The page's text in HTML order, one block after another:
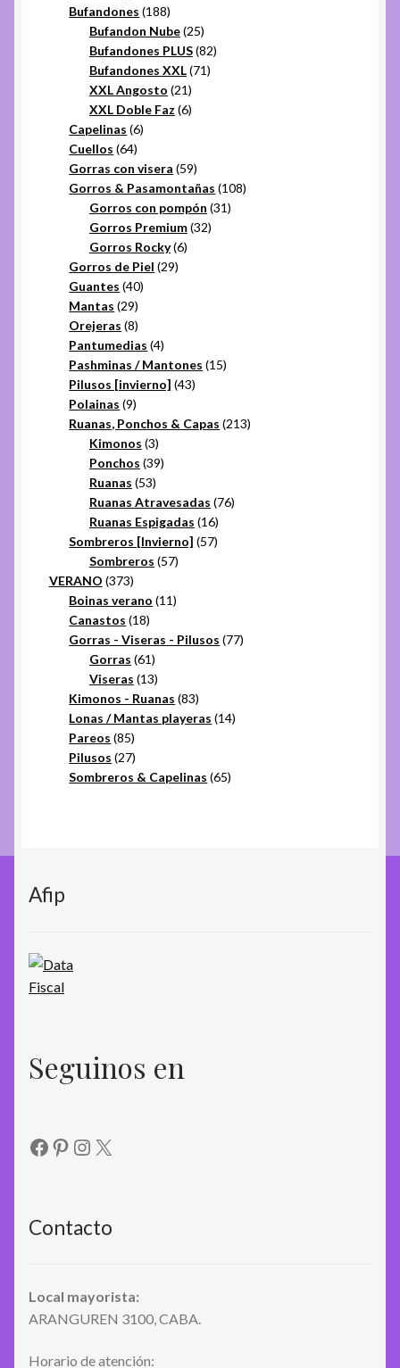
productos
Bufandones 188188
productos
Bufandon Nube 2525
productos
Bufandones PLUS 8282
Bufandones XXL 7171
XXL Angosto 2121
productos
XXL Doble Faz 66
Capelinas 66
Cuellos 6464
productos
Gorras con visera 5959
productos
Gorros & Pasamontañas 108108
Gorros con pompón 3131
Gorros Premium 3232
Gorros Rocky 66
Gorros de Piel 2929
Guantes 4040
Mantas 2929
productos
Orejeras 88
productos
Pantumedias 44
productos
Pashminas / Mantones 1515
Pilusos [invierno] 4343
Polainas 99
productos
Ruanas, Ponchos & Capas 213213
Kimonos 33
productos
Ponchos 3939
Ruanas 5353
productos
Ruanas Atravesadas 7676
Ruanas Espigadas 1616
productos
Sombreros [Invierno] 5757
Sombreros 5757
VERANO 373373
productos
Boinas verano 1111
Canastos 1818
productos
Gorras - Viseras - Pilusos 7777
Gorras 6161
productos
Viseras 1313
productos
Kimonos - Ruanas 8383
productos
Lonas / Mantas playeras 1414
Pareos 8585
productos
Pilusos 2727
productos
Sombreros & Capelinas 6565
Afip
Seguinos en
Facebook
Pinterest
Instagram
X
Contacto
Local mayorista:
ARANGUREN 3100, CABA.
Horario de atención: